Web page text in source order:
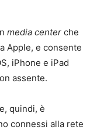
media center che
Apple, e consente
iPhone e iPad
assente.
quindi, è
connessi alla rete